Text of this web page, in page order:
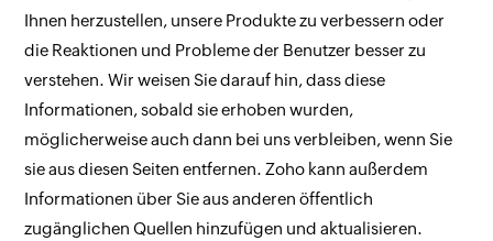
Ihnen herzustellen, unsere Produkte zu verbessern oder
die Reaktionen und Probleme der Benutzer besser zu
verstehen. Wir weisen Sie darauf hin, dass diese
Informationen, sobald sie erhoben wurden,
möglicherweise auch dann bei uns verbleiben, wenn Sie
sie aus diesen Seiten entfernen. Zoho kann außerdem
Informationen über Sie aus anderen öffentlich
zugänglichen Quellen hinzufügen und aktualisieren.